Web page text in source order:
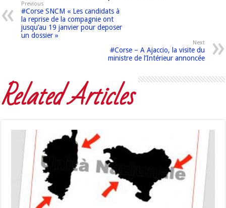
Previous
#Corse SNCM « Les candidats à
la reprise de la compagnie ont
jusqu’au 19 janvier pour deposer
un dossier »
Next
#Corse – A Ajaccio, la visite du
ministre de l’Intérieur annoncée
Related Articles